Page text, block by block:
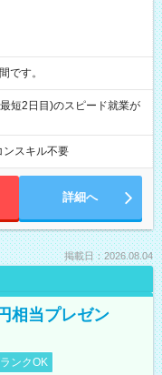
間です。
短2日目)のスピード就業が
ンスキル不要
詳細へ
掲載日：2026.08.04
相当プレゼン
ンクOK